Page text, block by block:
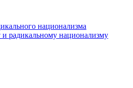
национализма
радикальному национализму